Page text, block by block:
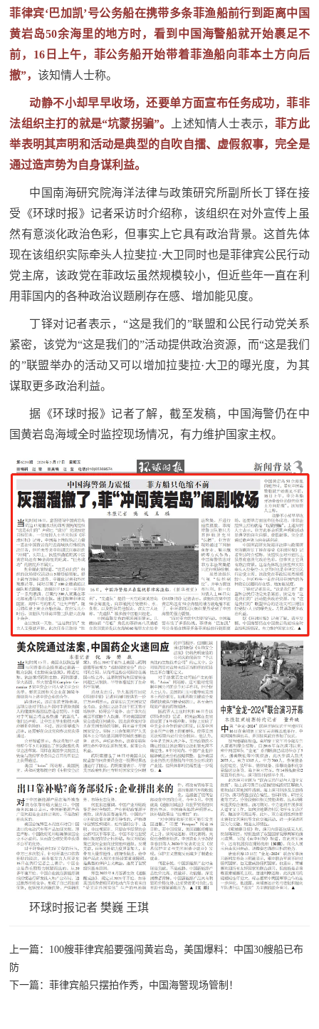
防
智
库
模
英
雄
模
范
役
人
采
退
役
军
人
退
军
服
退
役
人
服
务
文
化
国
防
文
化
国
防
红
色
文
旅
红
色
文
旅
关
于
我
们
菲律宾‘巴加凯’号公务船在携带多条菲渔船前行到距离中国
黄岩岛50余海里的地方时，看到中国海警船就开始裹足不
前，16日上午，菲公务船开始带着菲渔船向菲本土方向后
撤”，该知情人士称。
动静不小却早早收场，还要单方面宣布任务成功，菲非
法组织主打的就是“坑蒙拐骗”。
上述知情人士表示，菲方此
举表明其声明和活动是典型的自吹自擂、虚假叙事，完全是
通过造声势为自身谋利益。
中国南海研究院海洋法律与政策研究所副所长丁铎在接
受《环球时报》记者采访时介绍称，该组织在对外宣传上虽
然有意淡化政治色彩，但事实上它具有政治背景。这首先体
现在该组织实际牵头人拉斐拉·大卫同时也是菲律宾公民行动
党主席，该政党在菲政坛虽然规模较小，但近些年一直在利
用菲国内的各种政治议题刷存在感、增加能见度。
丁铎对记者表示，“这是我们的”联盟和公民行动党关系
紧密，该党为“这是我们的”活动提供政治资源，而“这是我们
的”联盟举办的活动又可以增加拉斐拉·大卫的曝光度，为其
谋取更多政治利益。
据《环球时报》记者了解，截至发稿，中国海警仍在中
国黄岩岛海域全时监控现场情况，有力维护国家主权。
环球时报记者 樊巍 王琪
上一篇：100艘菲律宾船要强闯黄岩岛，美国爆料：中国30艘船已布
防
下一篇：菲律宾船只摆拍作秀，中国海警现场管制！